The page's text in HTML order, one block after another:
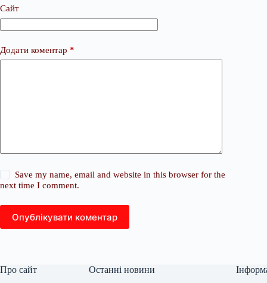
Сайт
Додати коментар *
Save my name, email and website in this browser for the
next time I comment.
Опублікувати коментар
Про сайт Останні новини